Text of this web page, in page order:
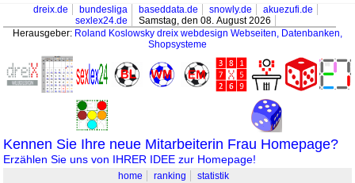
dreix.de bundesliga baseddata.de snowly.de
akuezufi.de
sexlex24.de
Samstag, den 08. August 2026
Herausgeber: Roland Koslowsky dreix webdesign Webseiten, Datenbanken,
Shopsysteme
Kennen Sie Ihre neue Mitarbeiterin Frau Homepage?
Erzählen Sie uns von IHRER IDEE zur Homepage!
home ranking statistik